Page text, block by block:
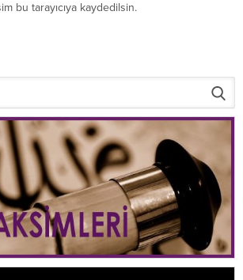
bu tarayıcıya kaydedilsin.